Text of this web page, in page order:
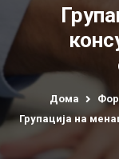
Дома
Групација на